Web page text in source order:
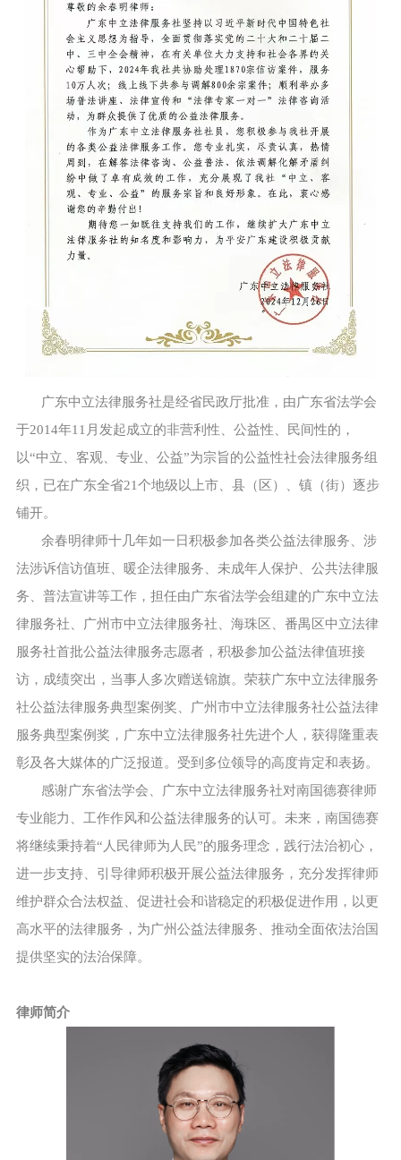
广东中立法律服务社是经省民政厅批准，由广东省法学会
于2014年11月发起成立的非营利性、公益性、民间性的，
以“中立、客观、专业、公益”为宗旨的公益性社会法律服务组
织，已在广东全省21个地级以上市、县（区）、镇（街）逐步
铺开。
余春明律师十几年如一日积极参加各类公益法律服务、涉
法涉诉信访值班、暖企法律服务、未成年人保护、公共法律服
务、普法宣讲等工作，担任由广东省法学会组建的广东中立法
律服务社、广州市中立法律服务社、海珠区、番禺区中立法律
服务社首批公益法律服务志愿者，积极参加公益法律值班接
访，成绩突出，当事人多次赠送锦旗。荣获广东中立法律服务
社公益法律服务典型案例奖、广州市中立法律服务社公益法律
服务典型案例奖，广东中立法律服务社先进个人，获得隆重表
彰及各大媒体的广泛报道。受到多位领导的高度肯定和表扬。
感谢广东省法学会、广东中立法律服务社对南国德赛律师
专业能力、工作作风和公益法律服务的认可。未来，南国德赛
将继续秉持着“人民律师为人民”的服务理念，践行法治初心，
进一步支持、引导律师积极开展公益法律服务，充分发挥律师
维护群众合法权益、促进社会和谐稳定的积极促进作用，以更
高水平的法律服务，为广州公益法律服务、推动全面依法治国
提供坚实的法治保障。
律师简介